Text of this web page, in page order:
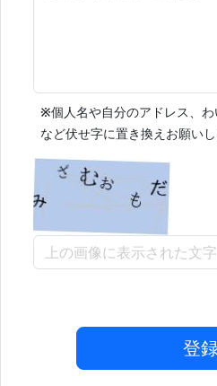
※個人名や自分のアドレス、
など伏せ字に置き換えお願いし
登